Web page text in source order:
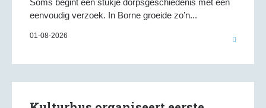
Soms begint een stukje dorpsgeschiedenis met een
eenvoudig verzoek. In Borne groeide zo’n...
01-08-2026